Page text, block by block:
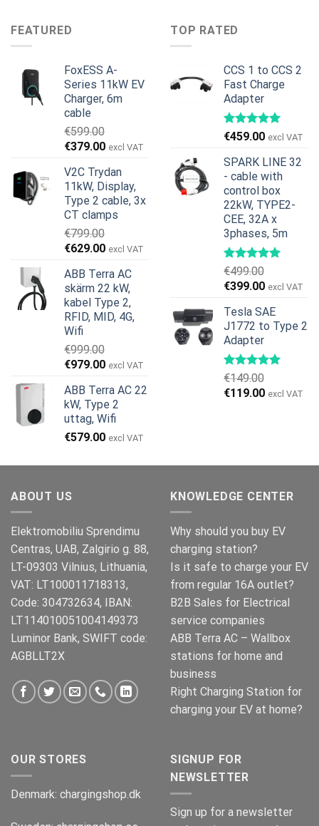
var:
€1,495.00.
FEATURED
FoxESS A-
Series 11kW EV
Charger, 6m
cable
€599.00
Det
priset
var:
€599.00.
€379.00Det
priset
är:
€379.00.
excl VAT
V2C Trydan
11kW, Display,
Type 2 cable, 3x
CT clamps
€799.00
Det
priset
var:
€799.00.
€629.00Det
priset
är:
€629.00.
excl VAT
ABB Terra AC
skärm 22 kW,
kabel Type 2,
RFID, MID, 4G,
Wifi
€999.00
Det
priset
var:
€999.00.
€979.00Det
priset
är:
€979.00.
excl VAT
ABB Terra AC 22
kW, Type 2
uttag, Wifi
€579.00 excl VAT
TOP RATED
CCS 1 to CCS 2
Fast Charge
Adapter
€459.00 excl VAT
SPARK LINE 32
- cable with
control box
22kW, TYPE2-
CEE, 32A x
3phases, 5m
€499.00
Det
priset
var:
€499.00.
€399.00Det
priset
är:
excl VAT
Tesla SAE
J1772 to Type 2
Adapter
€149.00
Det
€119.00Det
excl VAT
ABOUT US
Elektromobiliu Sprendimu
Centras, UAB, Zalgirio g. 88,
LT-09303 Vilnius, Lithuania,
VAT: LT100011718313,
Code: 304732634, IBAN:
LT114010051004149373
Luminor Bank, SWIFT code:
AGBLLT2X
KNOWLEDGE CENTER
Why should you buy EV
charging station?
Is it safe to charge your EV
from regular 16A outlet?
B2B Sales for Electrical
service companies
ABB Terra AC – Wallbox
stations for home and
business
Right Charging Station for
charging your EV at home?
OUR STORES
Denmark: chargingshop.dk
SIGNUP FOR
NEWSLETTER
Sign up for a newsletter